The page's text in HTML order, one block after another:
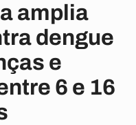
amplia
dengue
e
6 e 16